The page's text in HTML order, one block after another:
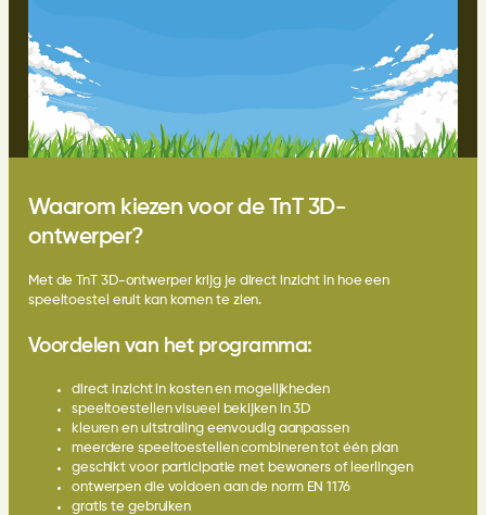
Waarom kiezen voor de TnT 3D-
ontwerper?
Met de TnT 3D-ontwerper krijg je direct inzicht in hoe een
speeltoestel eruit kan komen te zien.
Voordelen van het programma:
direct inzicht in kosten en mogelijkheden
speeltoestellen visueel bekijken in 3D
kleuren en uitstraling eenvoudig aanpassen
meerdere speeltoestellen combineren tot één plan
geschikt voor participatie met bewoners of leerlingen
ontwerpen die voldoen aan de norm EN 1176
gratis te gebruiken